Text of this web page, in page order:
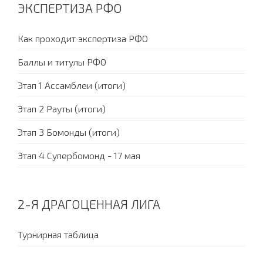
ЭКСПЕРТИЗА РФО
Как проходит экспертиза РФО
Баллы и титулы РФО
Этап 1 Ассамблеи (итоги)
Этап 2 Рауты (итоги)
Этап 3 Бомонды (итоги)
Этап 4 Супербомонд - 17 мая
2-Я ДРАГОЦЕННАЯ ЛИГА
Турнирная таблица